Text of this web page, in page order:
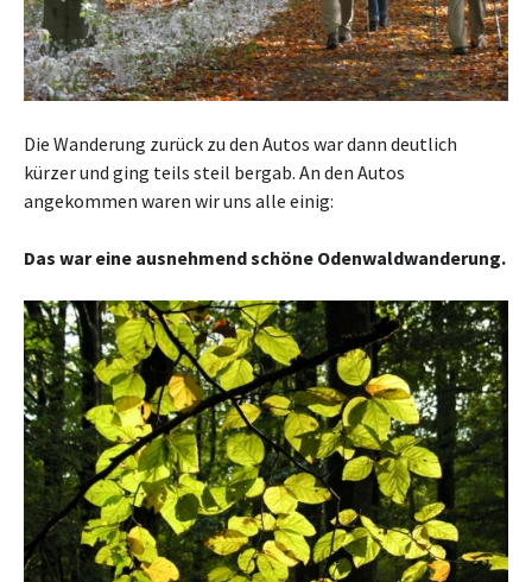
Die Wanderung zurück zu den Autos war dann deutlich
kürzer und ging teils steil bergab. An den Autos
angekommen waren wir uns alle einig:
Das war eine ausnehmend schöne Odenwaldwanderung.